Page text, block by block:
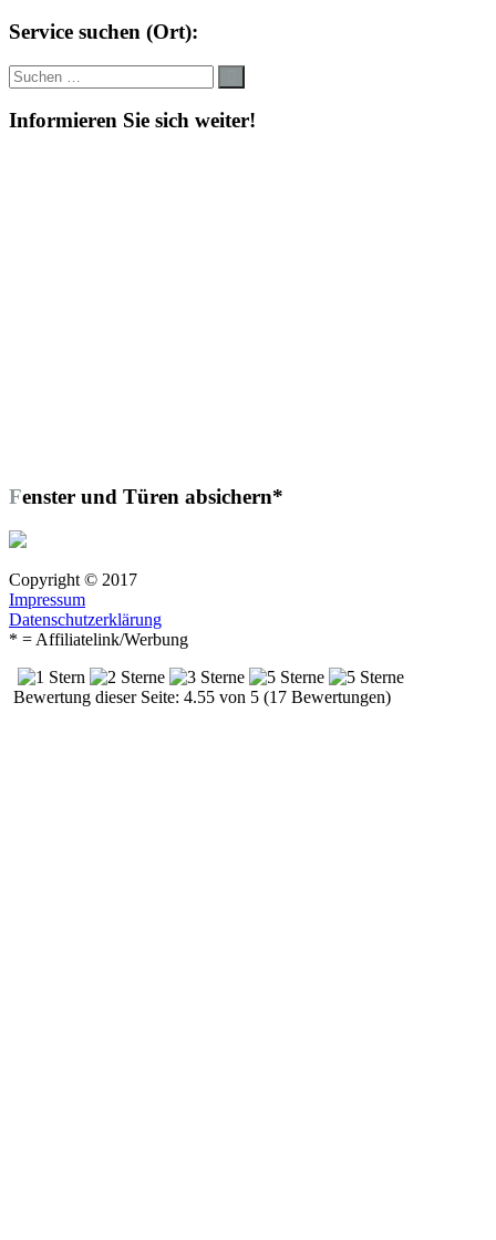
Service suchen (Ort):
Suche
nach:
Informieren Sie sich weiter!
Fenster und Türen absichern*
Copyright © 2017
Impressum
Datenschutzerklärung
* = Affiliatelink/Werbung
Bewertung dieser Seite: 4.55 von 5 (17 Bewertungen)